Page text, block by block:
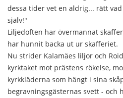
dessa tider vet en aldrig... rätt
själv!"
Liljedoften har övermannat
har hunnit backa ut ur skafferiet.
Nu strider Kalamäes liljor och
kyrktaket mot prästens rökelse,
kyrkkläderna som hängt i sina
begravningsgästernas svett - och